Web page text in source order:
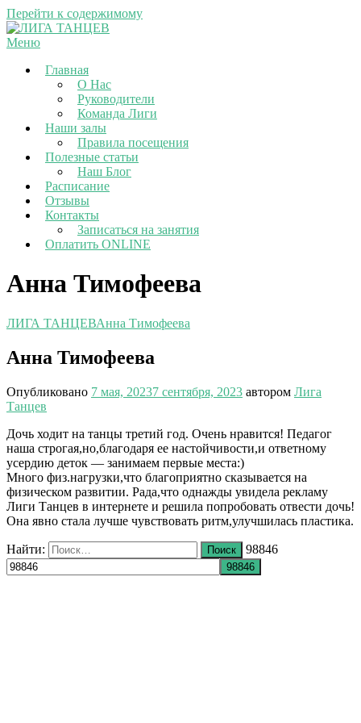
Перейти к содержимому
Меню
Главная
О Нас
Руководители
Команда Лиги
Наши залы
Правила посещения
Полезные статьи
Наш Блог
Расписание
Отзывы
Контакты
Записаться на занятия
Оплатить ONLINE
Анна Тимофеева
ЛИГА ТАНЦЕВАнна Тимофеева
Анна Тимофеева
Опубликовано 7 мая, 20237 сентября, 2023 автором Лига
Танцев
Дочь ходит на танцы третий год. Очень нравится! Педагог
наша строгая,но,благодаря ее настойчивости,и ответному
усердию деток — занимаем первые места:)
Много физ.нагрузки,что благоприятно сказывается на
физическом развитии. Рада,что однажды увидела рекламу
Лиги Танцев в интернете и решила попробовать отвести дочь!
Она явно стала лучше чувствовать ритм,улучшилась пластика.
Найти: 98846